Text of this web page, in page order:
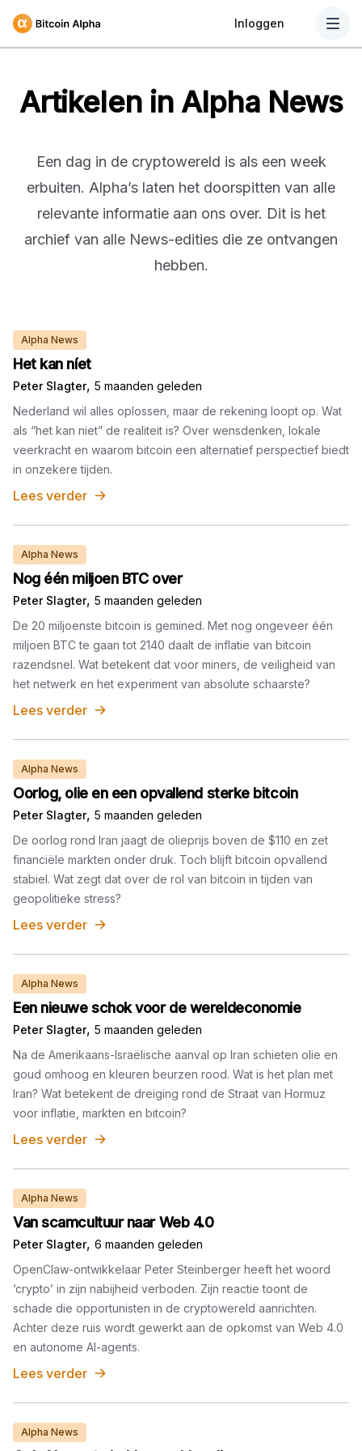
Inloggen
Artikelen in Alpha News
Een dag in de cryptowereld is als een week
erbuiten. Alpha’s laten het doorspitten van alle
relevante informatie aan ons over. Dit is het
archief van alle News-edities die ze ontvangen
hebben.
Het kan níet
Alpha News
Peter Slagter, 5 maanden geleden
Nederland wil alles oplossen, maar de rekening loopt op. Wat
als “het kan niet” de realiteit is? Over wensdenken, lokale
veerkracht en waarom bitcoin een alternatief perspectief biedt
in onzekere tijden.
Lees verder
Nog één miljoen BTC over
Alpha News
Peter Slagter, 5 maanden geleden
De 20 miljoenste bitcoin is gemined. Met nog ongeveer één
miljoen BTC te gaan tot 2140 daalt de inflatie van bitcoin
razendsnel. Wat betekent dat voor miners, de veiligheid van
het netwerk en het experiment van absolute schaarste?
Lees verder
Oorlog, olie en een opvallend sterke bitcoin
Alpha News
Peter Slagter, 5 maanden geleden
De oorlog rond Iran jaagt de olieprijs boven de $110 en zet
financiële markten onder druk. Toch blijft bitcoin opvallend
stabiel. Wat zegt dat over de rol van bitcoin in tijden van
geopolitieke stress?
Lees verder
Een nieuwe schok voor de wereldeconomie
Alpha News
Peter Slagter, 5 maanden geleden
Na de Amerikaans-Israëlische aanval op Iran schieten olie en
goud omhoog en kleuren beurzen rood. Wat is het plan met
Iran? Wat betekent de dreiging rond de Straat van Hormuz
voor inflatie, markten en bitcoin?
Lees verder
Van scamcultuur naar Web 4.0
Alpha News
Peter Slagter, 6 maanden geleden
OpenClaw-ontwikkelaar Peter Steinberger heeft het woord
‘crypto’ in zijn nabijheid verboden. Zijn reactie toont de
schade die opportunisten in de cryptowereld aanrichten.
Achter deze ruis wordt gewerkt aan de opkomst van Web 4.0
en autonome AI-agents.
Lees verder
Alpha News